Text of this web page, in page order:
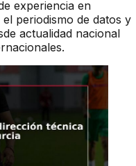
experiencia en
periodismo de datos y
actualidad nacional